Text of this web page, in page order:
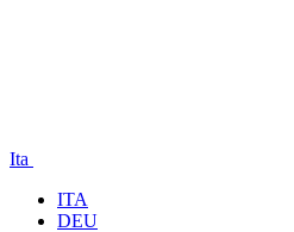
Ita
ITA
DEU